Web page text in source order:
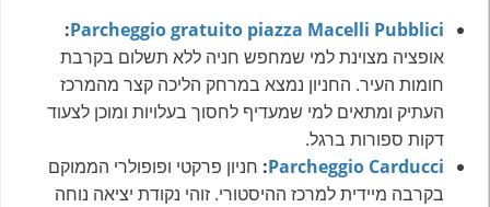
Parcheggio gratuito piazza Macelli Pubblici
:
אופציה מצוינת למי שמחפש חניה ללא תשלום בקרבת
חומות העיר. החניון נמצא במרחק הליכה קצר מהמרכז
העתיק ומתאים למי שמעדיף לחסוך בעלויות ומוכן לצעוד
דקות ספורות ברגל.
Parcheggio Carducci
: חניון פרקטי ופופולרי הממוקם
בקרבה מיידית למרכז ההיסטורי. זוהי נקודת יציאה נוחה